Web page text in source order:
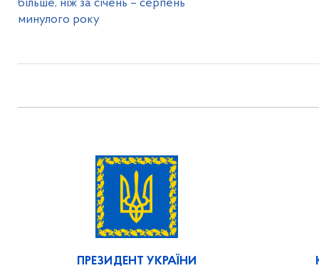
більше, ніж за січень – серпень
минулого року
ПРЕЗИДЕНТ УКРАЇНИ